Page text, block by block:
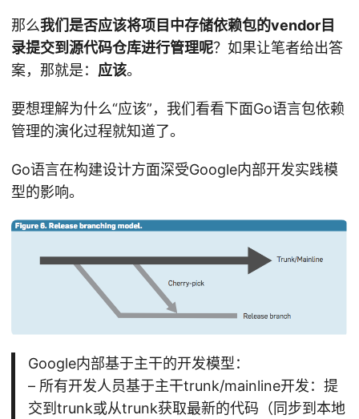
那么我们是否应该将项目中存储依赖包的vendor目
录提交到源代码仓库进行管理呢？如果让笔者给出答
案，那就是： 应该。
要想理解为什么“应该”，我们看看下面Go语言包依赖
管理的演化过程就知道了。
Go语言在构建设计方面深受Google内部开发实践模
型的影响。
Google内部基于主干的开发模型：
– 所有开发人员基于主干trunk/mainline开发：提
交到trunk或从trunk获取最新的代码（同步到本地